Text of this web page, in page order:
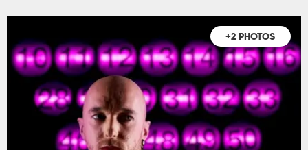
+2 PHOTOS